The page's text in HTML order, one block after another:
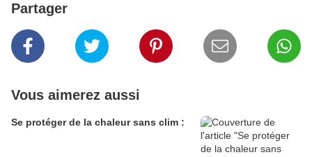
Partager
Vous aimerez aussi
Se protéger de la chaleur sans clim :